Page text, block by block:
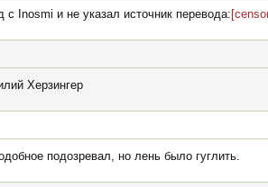
Inosmi и не указал источник перевода:
Херзингер
подозревал, но лень было гуглить.